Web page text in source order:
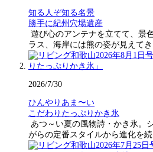
知る人ぞ知る名景
勝手に紀州穴場遺産
遊び心のアンテナを立てて、景
ラス、海岸には熊の姿が見えて
2026/7/30
ひんやりあま〜い
こだわりたっぷりかき氷
あつ～い夏の風物詩・かき氷。
がらの定番スタイルから進化を